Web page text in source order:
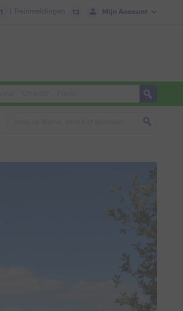
Mijn Account
1 | Treinmeldingen 13